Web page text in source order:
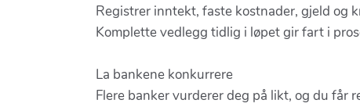
Registrer inntekt, faste kostnader, gjeld og
Komplette vedlegg tidlig i løpet gir fart i
La bankene konkurrere
Flere banker vurderer deg på likt, og du får